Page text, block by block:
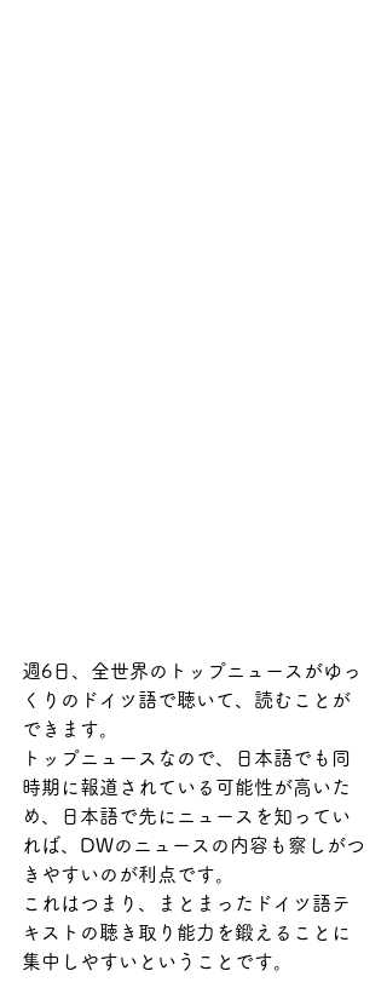
週6日、全世界のトップニュースがゆっ
くりのドイツ語で聴いて、読むことが
できます。
トップニュースなので、日本語でも同
時期に報道されている可能性が高いた
め、日本語で先にニュースを知ってい
れば、DWのニュースの内容も察しがつ
きやすいのが利点です。
これはつまり、まとまったドイツ語テ
キストの聴き取り能力を鍛えることに
集中しやすいということです。